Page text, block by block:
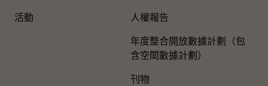
活動 人權報告
年度整合開放數據計劃（包
含空間數據計劃）
刊物